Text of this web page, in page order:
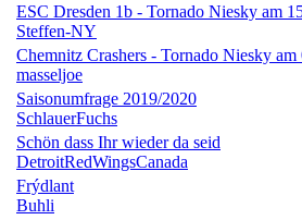
ESC Dresden 1b - Tornado Niesky am
Steffen-NY
Chemnitz Crashers - Tornado Niesky am
masseljoe
Saisonumfrage 2019/2020
SchlauerFuchs
Schön dass Ihr wieder da seid
DetroitRedWingsCanada
Frýdlant
Buhli